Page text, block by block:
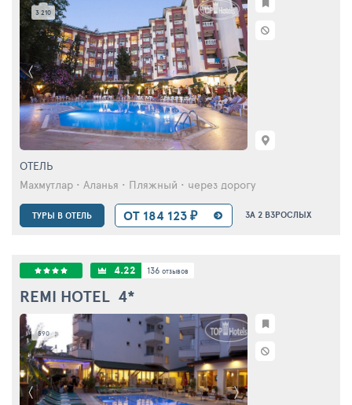
3 210
ОТЕЛЬ
Махмутлар • Аланья • Пляжный • через дорогу
ТУРЫ В ОТЕЛЬ ОТ 184 123 ₽ ЗА 2 ВЗРОСЛЫХ
590
4.22 136 отзывов
REMI HOTEL 4*